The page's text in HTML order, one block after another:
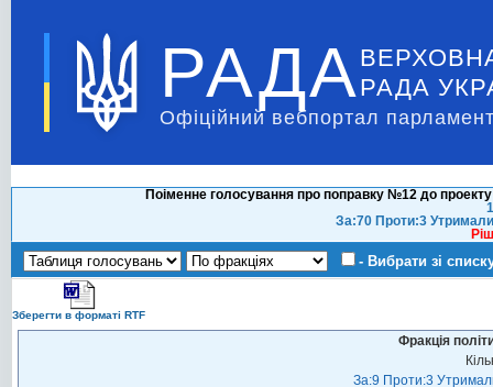
РАДА РАДА
Офіційний вебпортал
Поіменне голосування про поправку №12 до
За:70 Проти:3
- Вибрати зі
Зберегти в форматі RTF
Фракція
За:9 Проти:3